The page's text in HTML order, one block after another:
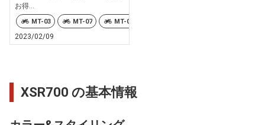
お得...
MT-03 MT-07 MT-09
2023/02/09
XSR700 の基本情報